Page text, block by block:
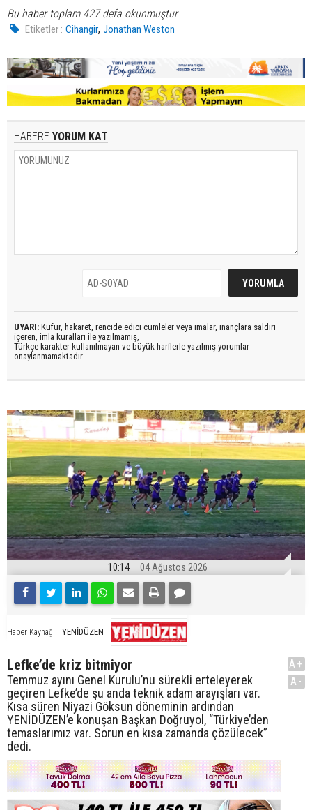
Bu haber toplam 427 defa okunmuştur
Etiketler : Cihangir,Jonathan Weston
HABERE YORUM KAT
UYARI: Küfür, hakaret, rencide edici cümleler veya imalar, inançlara saldırı
içeren, imla kuralları ile yazılmamış,
Türkçe karakter kullanılmayan ve büyük harflerle yazılmış yorumlar
onaylanmamaktadır.
10:14 04 Ağustos 2026
Haber Kaynağı YENİDÜZEN
Lefke’de kriz bitmiyor
Temmuz ayını Genel Kurulu’nu sürekli erteleyerek
geçiren Lefke’de şu anda teknik adam arayışları var.
Kısa süren Niyazi Göksun döneminin ardından
YENİDÜZEN’e konuşan Başkan Doğruyol, “Türkiye’den
temaslarımız var. Sorun en kısa zamanda çözülecek”
dedi.
A+
A-